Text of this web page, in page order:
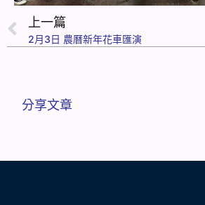
上一篇
2月3日 農曆新年花車匯演
分享文章